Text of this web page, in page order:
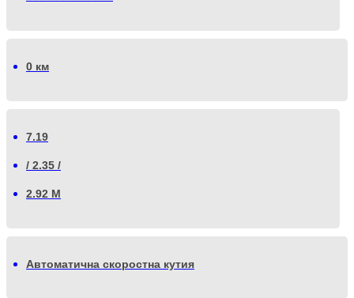
0 км
7.19
/ 2.35 /
2.92 М
Автоматична скоростна кутия